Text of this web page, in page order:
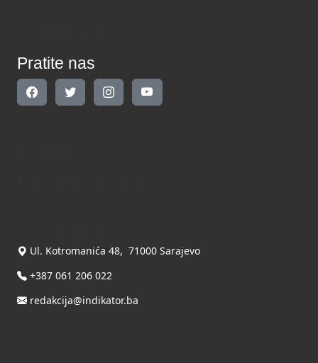
Pratite nas
Ul. Kotromanića 48, 71000 Sarajevo
+387 061 206 022
redakcija@indikator.ba